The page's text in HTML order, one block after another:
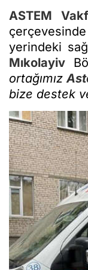
ASTEM
çerçevesinde
yerindeki
Mıkolayiv
ortağımız
bize destek